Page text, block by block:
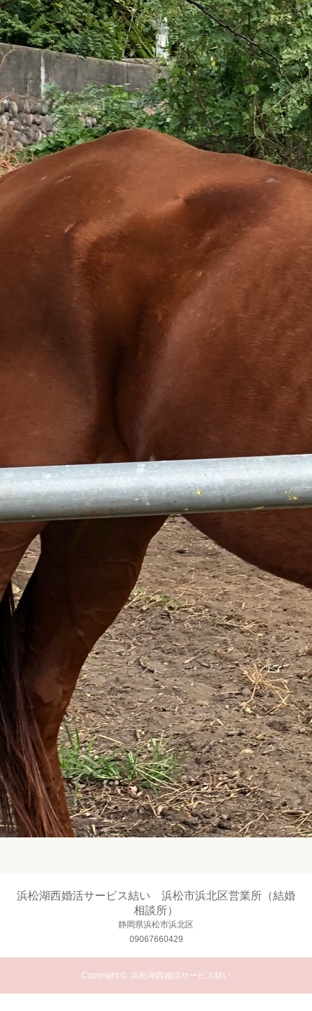
浜松湖西婚活サービス結い 浜松市浜北区営業所（結婚
相談所）
静岡県浜松市浜北区
09067660429
Copyright © 浜松湖西婚活サービス結い